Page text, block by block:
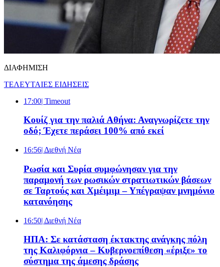
ΔΙΑΦΗΜΙΣΗ
ΤΕΛΕΥΤΑΙΕΣ ΕΙΔΗΣΕΙΣ
17:00| Timeout
Κουίζ για την παλιά Αθήνα: Αναγνωρίζετε την
οδό; Έχετε περάσει 100% από εκεί
16:56| Διεθνή Νέα
Ρωσία και Συρία συμφώνησαν για την
παραμονή των ρωσικών στρατιωτικών βάσεων
σε Ταρτούς και Χμέιμιμ – Υπέγραψαν μνημόνιο
κατανόησης
16:50| Διεθνή Νέα
ΗΠΑ: Σε κατάσταση έκτακτης ανάγκης πόλη
της Καλιφόρνια – Κυβερνοεπίθεση «έριξε» το
σύστημα της άμεσης δράσης